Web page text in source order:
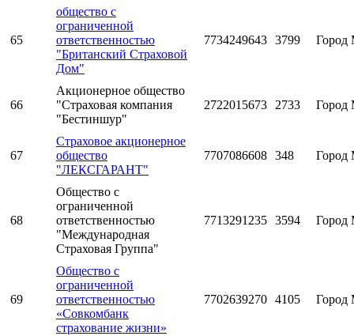
65
общество с
ограниченной
ответственностью
"Британский Страховой
Дом"
7734249643 3799 Город
66
Акционерное общество
"Страховая компания
"Бестиншур"
2722015673 2733 Город
67
Страховое акционерное
общество
"ЛЕКСГАРАНТ"
7707086608 348 Город
68
Общество с
ограниченной
ответственностью
"Международная
Страховая Группа"
7713291235 3594 Город
69
Общество с
ограниченной
ответственностью
«Совкомбанк
страхование жизни»
7702639270 4105 Город